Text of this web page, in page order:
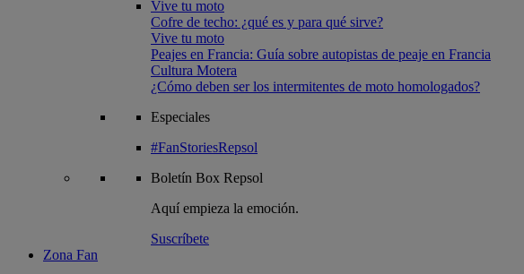
Vive tu moto
Cofre de techo: ¿qué es y para qué sirve?
Vive tu moto
Peajes en Francia: Guía sobre autopistas de peaje en Francia
Cultura Motera
¿Cómo deben ser los intermitentes de moto homologados?
Especiales
#FanStoriesRepsol
Boletín Box Repsol
Aquí empieza la emoción.
Suscríbete
Zona Fan